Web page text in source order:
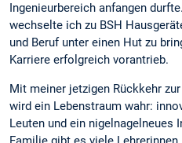
Ingenieurbereich anfangen
wechselte ich zu BSH
und Beruf unter einen Hut zu
Karriere erfolgreich vorantrieb.
Mit meiner jetzigen Rückkehr
wird ein Lebenstraum wahr:
Leuten und ein nigelnagelneues